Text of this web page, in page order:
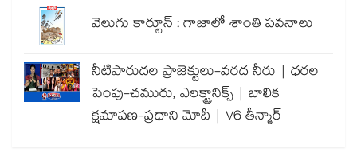
వెలుగు కార్టూన్ : గాజాలో శాంతి పవనాలు
నీటిపారుదల ప్రాజెక్టులు-వరద నీరు | ధరల
పెంపు-చమురు, ఎలక్ట్రానిక్స్ | బాలిక
క్షమాపణ-ప్రధాని మోదీ | V6 తీన్మార్